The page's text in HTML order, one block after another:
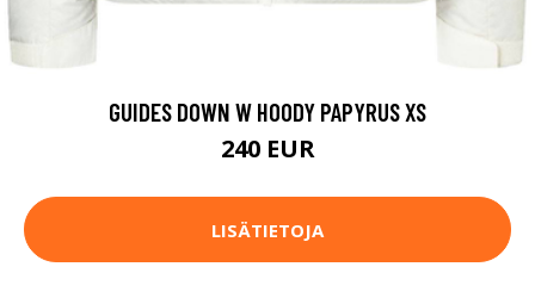
GUIDES DOWN W HOODY PAPYRUS XS
240 EUR
LISÄTIETOJA